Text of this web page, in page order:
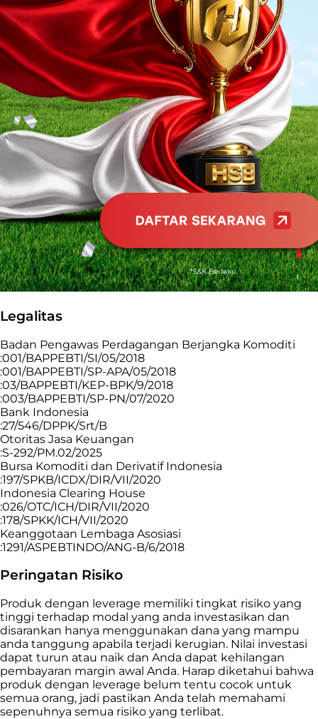
Legalitas
Badan Pengawas Perdagangan Berjangka Komoditi
:001/BAPPEBTI/SI/05/2018
:001/BAPPEBTI/SP-APA/05/2018
:03/BAPPEBTI/KEP-BPK/9/2018
:003/BAPPEBTI/SP-PN/07/2020
Bank Indonesia
:27/546/DPPK/Srt/B
Otoritas Jasa Keuangan
:S-292/PM.02/2025
Bursa Komoditi dan Derivatif Indonesia
:197/SPKB/ICDX/DIR/VII/2020
Indonesia Clearing House
:026/OTC/ICH/DIR/VII/2020
:178/SPKK/ICH/VII/2020
Keanggotaan Lembaga Asosiasi
:1291/ASPEBTINDO/ANG-B/6/2018
Peringatan Risiko
Produk dengan leverage memiliki tingkat risiko yang
tinggi terhadap modal yang anda investasikan dan
disarankan hanya menggunakan dana yang mampu
anda tanggung apabila terjadi kerugian. Nilai investasi
dapat turun atau naik dan Anda dapat kehilangan
pembayaran margin awal Anda. Harap diketahui bahwa
produk dengan leverage belum tentu cocok untuk
semua orang, jadi pastikan Anda telah memahami
sepenuhnya semua risiko yang terlibat.